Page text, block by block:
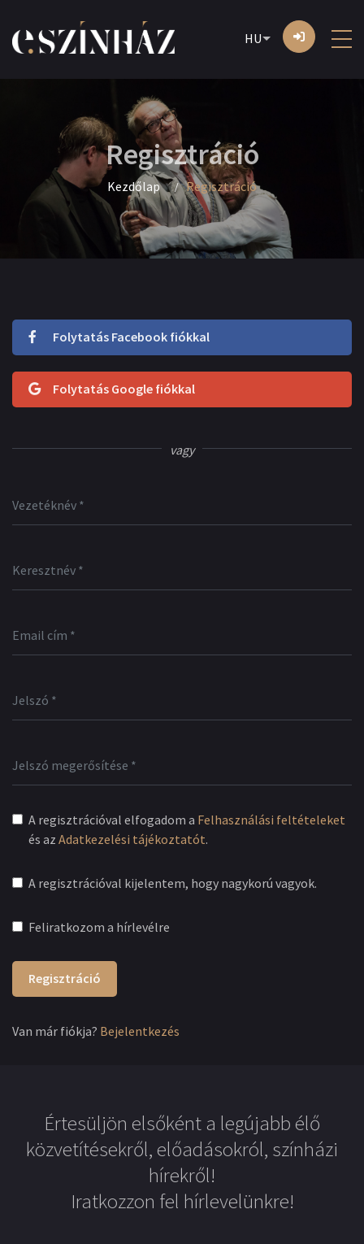
HU
Regisztráció
Kezdőlap Regisztráció
Folytatás Facebook fiókkal
Folytatás Google fiókkal
vagy
A regisztrációval elfogadom a Felhasználási feltételeket
és az Adatkezelési tájékoztatót.
A regisztrációval kijelentem, hogy nagykorú vagyok.
Feliratkozom a hírlevélre
Regisztráció
Van már fiókja? Bejelentkezés
Értesüljön elsőként a legújabb élő
közvetítésekről, előadásokról, színházi
hírekről!
Iratkozzon fel hírlevelünkre!